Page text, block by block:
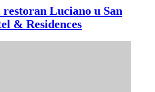
Luciano u San
& Residences